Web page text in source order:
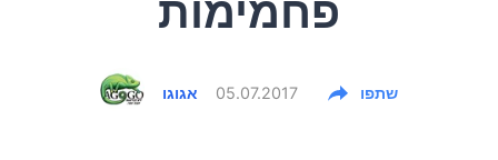
פחמימות
אגוגו 05.07.2017 שתפו